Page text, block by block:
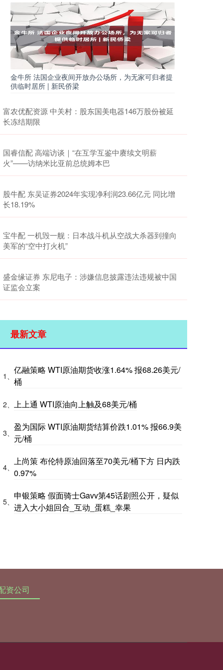
金牛所 法国企业夜间开放办公场所，为无家可归者提
供临时居所 | 新民侨梁
富农优配资源 中关村：股东国美电器146万股份被延
长冻结期限
国睿信配 高端访谈｜“在互学互鉴中赓续文明薪
火”——访纳米比亚前总统姆本巴
股牛配 东吴证券2024年实现净利润23.66亿元 同比增
长18.19%
宝牛配 一机毁一舰：日本战斗机从空战大杀器到撞向
美军的“空中打火机”
盛金缘证券 东尼电子：涉嫌信息披露违法违规被中国
证监会立案
最新文章
1、
亿融策略 WTI原油期货收涨1.64% 报68.26美元/
桶
2、 上上通 WTI原油向上触及68美元/桶
3、
盈为国际 WTI原油期货结算价跌1.01% 报66.9美
元/桶
4、
上尚策 布伦特原油回落至70美元/桶下方 日内跌
0.97%
5、
申银策略 假面骑士Gavv第45话剧照公开，疑似
进入大小姐回合_互动_蛋糕_幸果
资公司